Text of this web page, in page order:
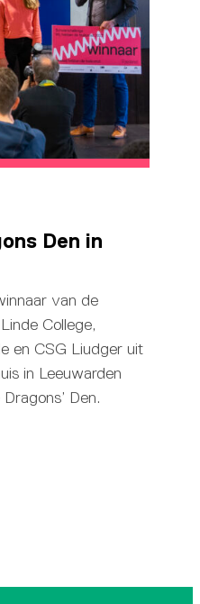
Den in
van de
College,
en CSG Liudger uit
in Leeuwarden
Den.